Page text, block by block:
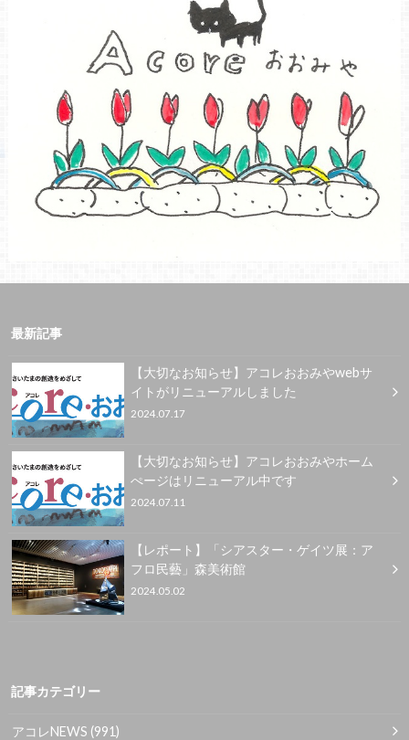
最新記事
【大切なお知らせ】アコレおおみやwebサ
イトがリニューアルしました
2024.07.17
【大切なお知らせ】アコレおおみやホーム
ぺージはリニューアル中です
2024.07.11
【レポート】「シアスター・ゲイツ展：ア
フロ民藝」森美術館
2024.05.02
記事カテゴリー
アコレNEWS (991)